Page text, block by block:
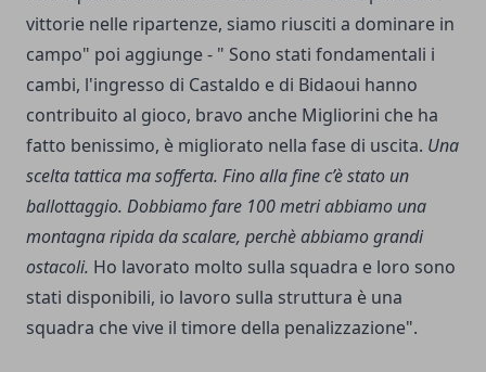
vittorie nelle ripartenze, siamo riusciti a dominare in
campo" poi aggiunge - " Sono stati fondamentali i
cambi, l'ingresso di Castaldo e di Bidaoui hanno
contribuito al gioco, bravo anche Migliorini che ha
fatto benissimo, è migliorato nella fase di uscita. Una
scelta tattica ma sofferta. Fino alla fine c’è stato un
ballottaggio. Dobbiamo fare 100 metri abbiamo una
montagna ripida da scalare, perchè abbiamo grandi
ostacoli. Ho lavorato molto sulla squadra e loro sono
stati disponibili, io lavoro sulla struttura è una
squadra che vive il timore della penalizzazione".